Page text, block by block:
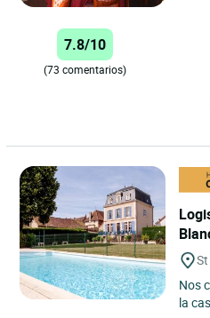
7.8/10
(73 comentarios)
Nos
la